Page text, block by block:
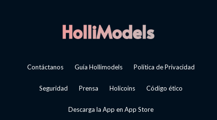
Contáctanos Guía Hollimodels Política de Privacidad
Seguridad Prensa Holicoins Código ético
Descarga la App en App Store